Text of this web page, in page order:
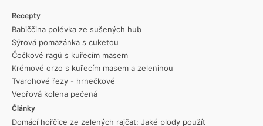
Recepty
Babiččina polévka ze sušených hub
Sýrová pomazánka s cuketou
Čočkové ragú s kuřecím masem
Krémové orzo s kuřecím masem a zeleninou
Tvarohové řezy - hrnečkové
Vepřová kolena pečená
Články
Domácí hořčice ze zelených rajčat: Jaké plody použít